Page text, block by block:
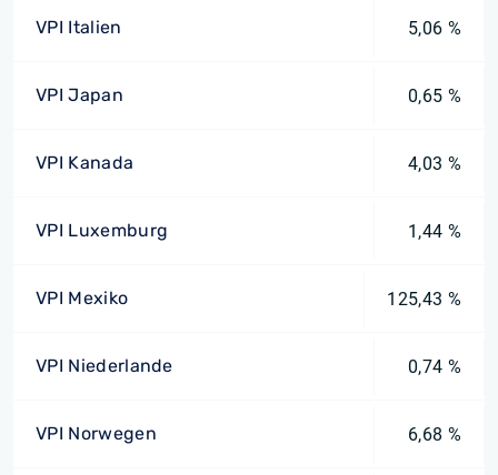
VPI Italien 5,06 %
VPI Japan 0,65 %
VPI Kanada 4,03 %
VPI Luxemburg 1,44 %
VPI Mexiko 125,43 %
VPI Niederlande 0,74 %
VPI Norwegen 6,68 %